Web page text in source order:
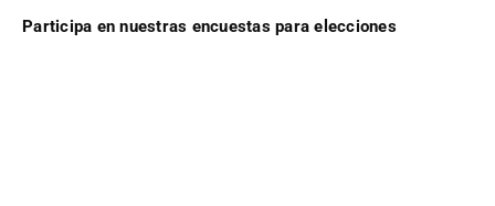
Participa en nuestras encuestas para elecciones